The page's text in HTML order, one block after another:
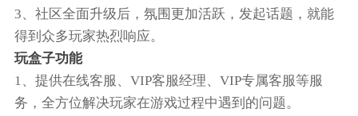
3、社区全面升级后，氛围更加活跃，发起话题，就能
得到众多玩家热烈响应。
玩盒子功能
1、提供在线客服、VIP客服经理、VIP专属客服等服
务，全方位解决玩家在游戏过程中遇到的问题。